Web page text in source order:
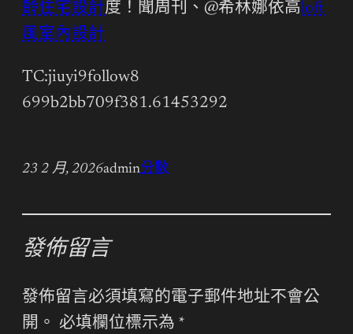
齡住宅設計度！聞周刊、@希林娜依高loft
風室內設計
TC:jiuyi9follow8
699b2bb709f381.61453292
23 2 月, 2026admin分數
發佈留言
發佈留言必須填寫的電子郵件地址不會公
開。 必填欄位標示為 *